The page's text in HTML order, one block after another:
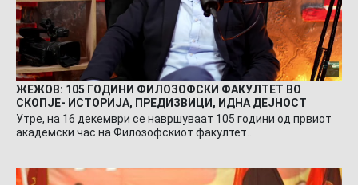
ЖЕЖОВ: 105 ГОДИНИ ФИЛОЗОФСКИ ФАКУЛТЕТ ВО
СКОПЈЕ- ИСТОРИЈА, ПРЕДИЗВИЦИ, ИДНА ДЕЈНОСТ
Утре, на 16 декември се навршуваат 105 години од првиот
академски час на Филозофскиот факултет…